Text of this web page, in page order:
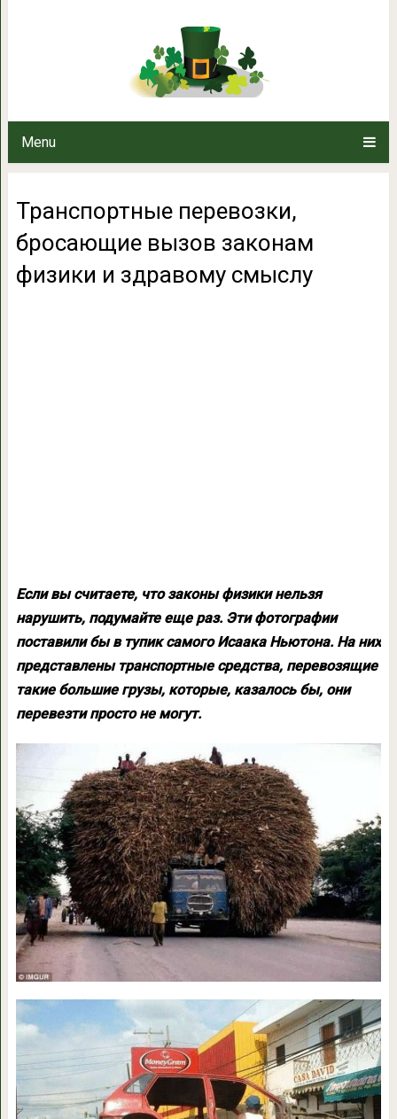
Menu
Транспортные перевозки,
Транспортные перевозки,
бросающие вызов законам
физики и здравому смыслу
Если вы считаете, что законы физики нельзя
нарушить, подумайте еще раз. Эти фотографии
поставили бы в тупик самого Исаака Ньютона. На них
представлены транспортные средства, перевозящие
такие большие грузы, которые, казалось бы, они
перевезти просто не могут.